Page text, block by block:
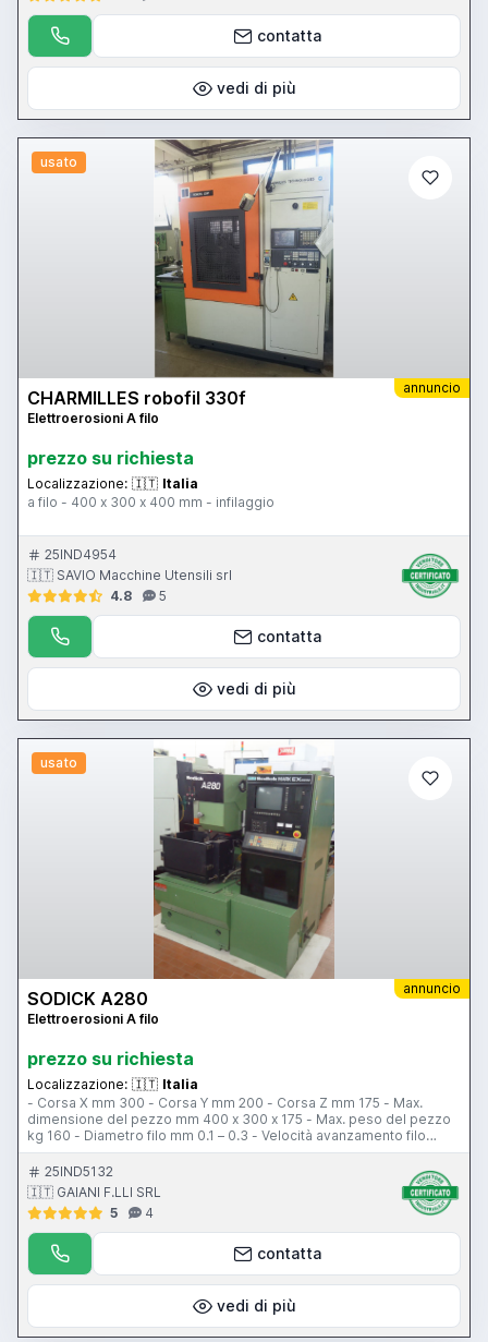
contatta
vedi di più
usato
annuncio
CHARMILLES robofil 330f
Elettroerosioni A filo
prezzo su richiesta
Localizzazione: 🇮🇹 Italia
a filo - 400 x 300 x 400 mm - infilaggio
25IND4954
🇮🇹 SAVIO Macchine Utensili srl
4.8
5
contatta
vedi di più
usato
annuncio
SODICK A280
Elettroerosioni A filo
prezzo su richiesta
Localizzazione: 🇮🇹 Italia
- Corsa X mm 300 - Corsa Y mm 200 - Corsa Z mm 175 - Max.
dimensione del pezzo mm 400 x 300 x 175 - Max. peso del pezzo
kg 160 - Diametro filo mm 0.1 – 0.3 - Velocità avanzamento filo
mm/sec 250 - Dimensione macchina mm 1585x1850x1800 -
Serbatoio dielettrico: capacità l. 285 - Sistema di filtraggio filtro di
25IND5132
🇮🇹 GAIANI F.LLI SRL
5
4
contatta
vedi di più